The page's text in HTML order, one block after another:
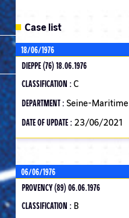
ADVANCED SEARCH
Case list
18/06/1976
DIEPPE (76) 18.06.1976
CLASSIFICATION : C
DEPARTMENT : Seine-Maritime
DATE OF UPDATE : 23/06/2021
06/06/1976
PROVENCY (89) 06.06.1976
CLASSIFICATION : B